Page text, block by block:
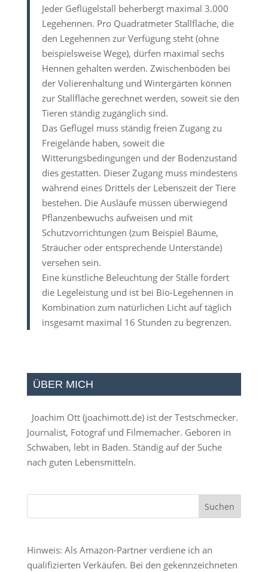
Jeder Geflügelstall beherbergt maximal 3.000
Legehennen. Pro Quadratmeter Stallfläche, die
den Legehennen zur Verfügung steht (ohne
beispielsweise Wege), dürfen maximal sechs
Hennen gehalten werden. Zwischenböden bei
der Volierenhaltung und Wintergärten können
zur Stallfläche gerechnet werden, soweit sie den
Tieren ständig zugänglich sind.
Das Geflügel muss ständig freien Zugang zu
Freigelände haben, soweit die
Witterungsbedingungen und der Bodenzustand
dies gestatten. Dieser Zugang muss mindestens
während eines Drittels der Lebenszeit der Tiere
bestehen. Die Ausläufe müssen überwiegend
Pflanzenbewuchs aufweisen und mit
Schutzvorrichtungen (zum Beispiel Bäume,
Sträucher oder entsprechende Unterstände)
versehen sein.
Eine künstliche Beleuchtung der Ställe fördert
die Legeleistung und ist bei Bio-Legehennen in
Kombination zum natürlichen Licht auf täglich
insgesamt maximal 16 Stunden zu begrenzen.
ÜBER MICH
Joachim Ott (joachimott.de) ist der Testschmecker.
Journalist, Fotograf und Filmemacher. Geboren in
Schwaben, lebt in Baden. Ständig auf der Suche
nach guten Lebensmitteln.
Hinweis: Als Amazon-Partner verdiene ich an
qualifizierten Verkäufen. Bei den gekennzeichneten